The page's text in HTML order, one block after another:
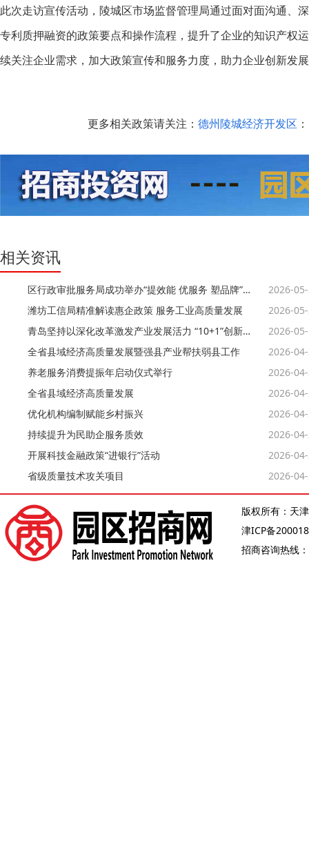
此次走访宣传活动，陵城区市场监督管理局通过面对面沟通、
专利质押融资的政策要点和操作流程，提升了企业的知识产权
续关注企业需求，加大政策宣传和服务力度，助力企业创新
更多相关政策请关注： 德州陵城经济开发区
相关资讯
区行政审批服务局成功举办“提效能 优服务 塑品牌”职业技能竞赛
2026-
潍坊工信局精准解读惠企政策 服务工业高质量发展
2026-
青岛坚持以深化改革激发产业发展活力 “10+1”创新型产业体系“起势”
2026-
全省县域经济高质量发展暨强县产业帮扶弱县工作
2026-
养老服务消费提振年启动仪式举行
2026-
全省县域经济高质量发展
2026-
优化机构编制赋能乡村振兴
2026-
持续提升为民助企服务质效
2026-
开展科技金融政策“进银行”活动
2026-
省级质量技术攻关项目
2026-
版权所有：天
津ICP备
招商咨询热线：